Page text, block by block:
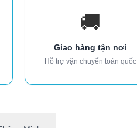
🚚
Giao hàng tận nơi
Hỗ trợ vận chuyển toàn quốc